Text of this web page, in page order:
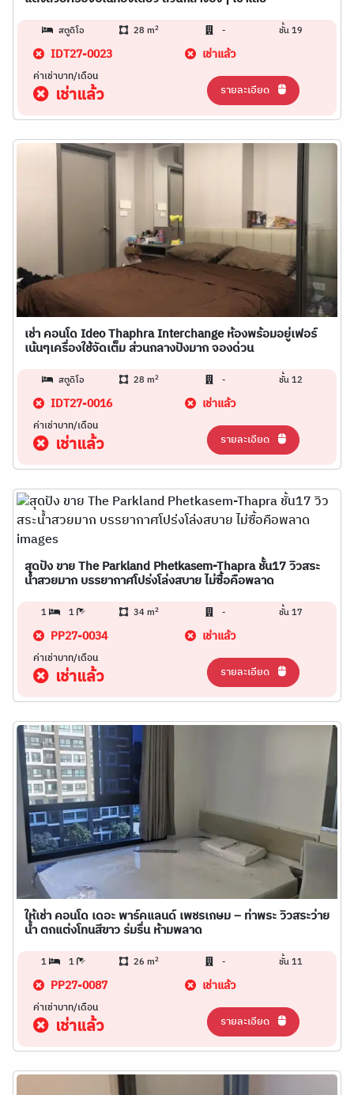
สตูดิโอ 28 m2 - ชั้น 19
IDT27-0023 เช่าแล้ว
ค่าเช่าบาท/เดือน
เช่าแล้ว รายละเอียด
เช่า คอนโด Ideo Thaphra Interchange ห้องพร้อมอยู่เฟอร์
เน้นๆเครื่องใช้จัดเต็ม ส่วนกลางปังมาก จองด่วน
สตูดิโอ 28 m2 - ชั้น 12
IDT27-0016 เช่าแล้ว
ค่าเช่าบาท/เดือน
เช่าแล้ว รายละเอียด
สุดปัง ขาย The Parkland Phetkasem-Thapra ชั้น17 วิวสระ
น้ำสวยมาก บรรยากาศโปร่งโล่งสบาย ไม่ซื้อคือพลาด
1 1 34 m2 - ชั้น 17
PP27-0034 เช่าแล้ว
ค่าเช่าบาท/เดือน
เช่าแล้ว รายละเอียด
ให้เช่า คอนโด เดอะ พาร์คแลนด์ เพชรเกษม – ท่าพระ วิวสระว่าย
น้ำ ตกแต่งโทนสีขาว ร่มรื่น ห้ามพลาด
1 1 26 m2 - ชั้น 11
PP27-0087 เช่าแล้ว
ค่าเช่าบาท/เดือน
เช่าแล้ว รายละเอียด